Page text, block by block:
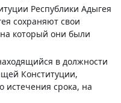
Республики Адыгея
сохраняют свои
который они были
в должности
Конституции,
истечения срока, на